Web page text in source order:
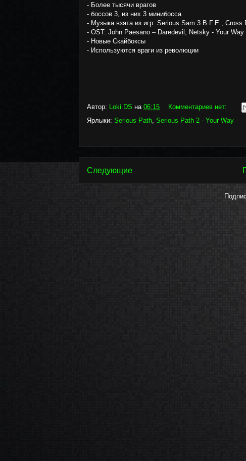
- Более тысячи врагов
- боссов 3, из них 3 минибосса
- Музыка взята из игр: Serious Sam 3 B.F.E., Cross
- OST: John Paesano – Daredevil, Netsky - Your Way
- Новые Скайбоксы
- Используются враги из революции
Автор: Loki DS на 06:15
Комментариев нет:
Ярлыки: Serious Path, Serious Path 2 - Your Way
Следующие